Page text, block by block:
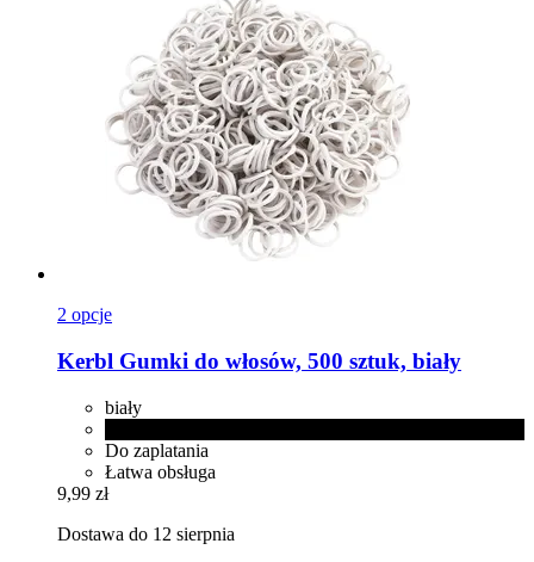
2 opcje
Kerbl Gumki do włosów, 500 sztuk, biały
biały
Do zaplatania
Łatwa obsługa
9,99 zł
Dostawa do 12 sierpnia